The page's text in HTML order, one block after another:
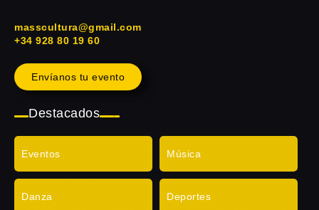
masscultura@gmail.com
+34 928 80 19 60
Envíanos tu evento
Destacados
Eventos Música
Danza Deportes